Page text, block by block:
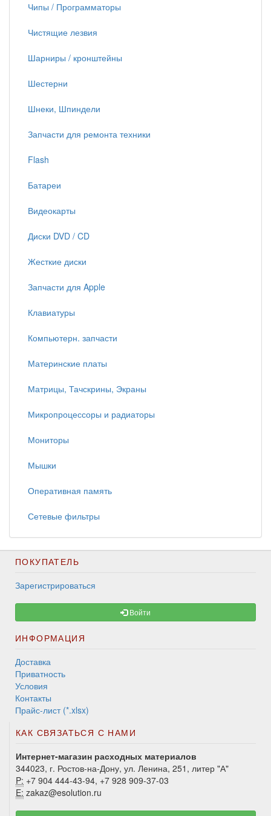
Чипы / Программаторы
Чистящие лезвия
Шарниры / кронштейны
Шестерни
Шнеки, Шпиндели
Запчасти для ремонта техники
Flash
Батареи
Видеокарты
Диски DVD / CD
Жесткие диски
Запчасти для Apple
Клавиатуры
Компьютерн. запчасти
Материнские платы
Матрицы, Тачскрины, Экраны
Микропроцессоры и радиаторы
Мониторы
Мышки
Оперативная память
Сетевые фильтры
ПОКУПАТЕЛЬ
Зарегистрироваться
Войти
ИНФОРМАЦИЯ
Доставка
Приватность
Условия
Контакты
Прайс-лист (*.xlsx)
КАК СВЯЗАТЬСЯ С НАМИ
Интернет-магазин расходных материалов
344023, г. Ростов-на-Дону, ул. Ленина, 251, литер "А"
P: +7 904 444-43-94, +7 928 909-37-03
E: zakaz@esolution.ru